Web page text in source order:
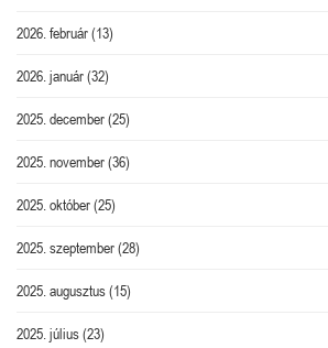
2026. február(13)
2026. január(32)
2025. december(25)
2025. november(36)
2025. október(25)
2025. szeptember(28)
2025. augusztus(15)
2025. július(23)